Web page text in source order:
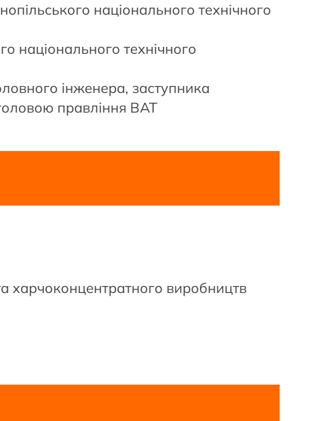
національного технічного
національного технічного
інженера, заступника
правління ВАТ
харчоконцентратного виробництв